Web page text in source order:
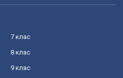
7 клас
8 клас
9 клас